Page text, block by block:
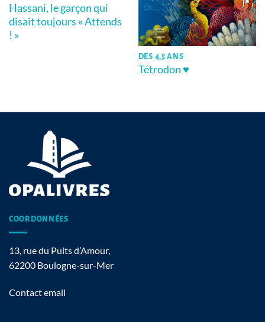
Hassani, le garçon qui
disait toujours « Attends
! »
DÈS 4,5 ANS
Tétrodon ♥
COORDONNÉES
13, rue du Puits d’Amour,
62200 Boulogne-sur-Mer
Contact email